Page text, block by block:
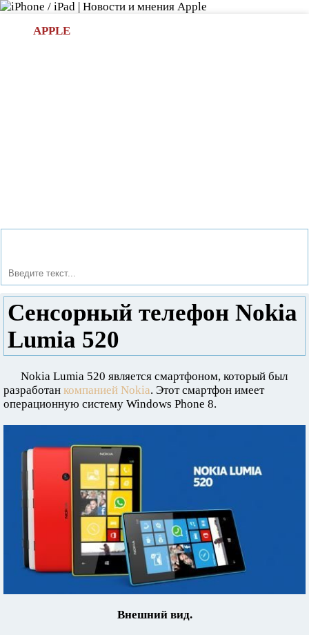
APPLE
Сенсорный телефон Nokia
Lumia 520
Nokia Lumia 520 является смартфоном, который был
разработан компанией Nokia. Этот смартфон имеет
операционную систему Windows Phone 8.
Внешний вид.